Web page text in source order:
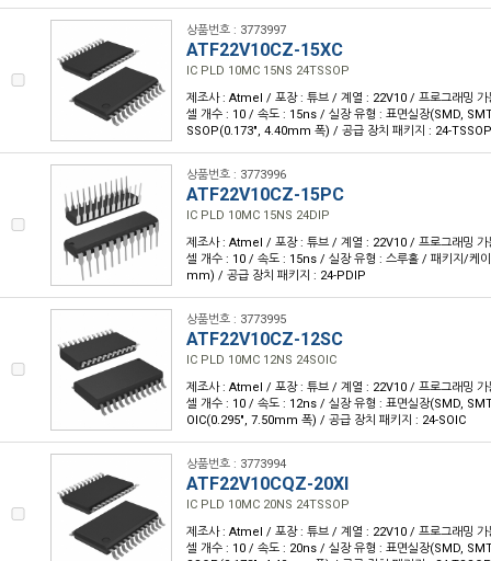
상품번호 : 3773997
ATF22V10CZ-15XC
IC PLD 10MC 15NS 24TSSOP
제조사 : Atmel / 포장 : 튜브 / 계열 : 22V10 / 프로그래밍 가
셀 개수 : 10 / 속도 : 15ns / 실장 유형 : 표면실장(SMD,
SSOP(0.173", 4.40mm 폭) / 공급 장치 패키지 : 24-TSSOP
상품번호 : 3773996
ATF22V10CZ-15PC
IC PLD 10MC 15NS 24DIP
제조사 : Atmel / 포장 : 튜브 / 계열 : 22V10 / 프로그래밍 가
셀 개수 : 10 / 속도 : 15ns / 실장 유형 : 스루홀 / 패키지/케
mm) / 공급 장치 패키지 : 24-PDIP
상품번호 : 3773995
ATF22V10CZ-12SC
IC PLD 10MC 12NS 24SOIC
제조사 : Atmel / 포장 : 튜브 / 계열 : 22V10 / 프로그래밍 가
셀 개수 : 10 / 속도 : 12ns / 실장 유형 : 표면실장(SMD,
OIC(0.295", 7.50mm 폭) / 공급 장치 패키지 : 24-SOIC
상품번호 : 3773994
ATF22V10CQZ-20XI
IC PLD 10MC 20NS 24TSSOP
제조사 : Atmel / 포장 : 튜브 / 계열 : 22V10 / 프로그래밍 가
셀 개수 : 10 / 속도 : 20ns / 실장 유형 : 표면실장(SMD,